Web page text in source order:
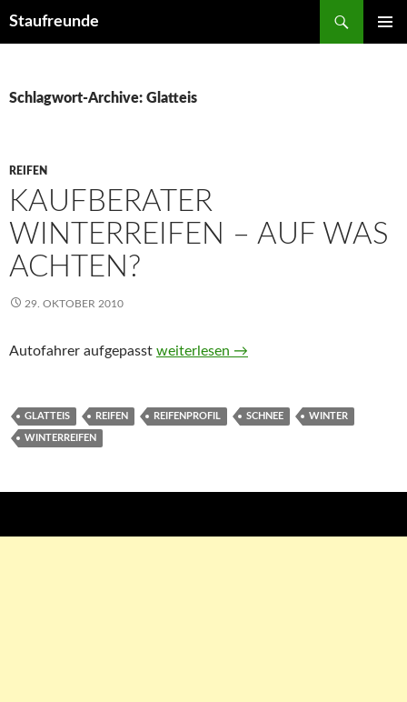
Staufreunde
Schlagwort-Archive: Glatteis
REIFEN
KAUFBERATER
WINTERREIFEN – AUF WAS
ACHTEN?
29. OKTOBER 2010
Autofahrer aufgepasst Kaufberater Winterreifen – auf was
weiterlesen →
GLATTEIS REIFEN REIFENPROFIL SCHNEE WINTER
WINTERREIFEN